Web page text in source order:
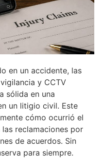
en un accidente, las
y CCTV
sólida en una
un litigio civil. Este
cómo ocurrió el
reclamaciones por
de acuerdos. Sin
para siempre.